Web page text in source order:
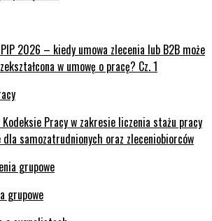
2026 – kiedy umowa zlecenia lub B2B może
w umowę o pracę? Cz. 1
Kodeksie Pracy w zakresie liczenia stażu pracy
samozatrudnionych oraz zleceniobiorców
grupowe